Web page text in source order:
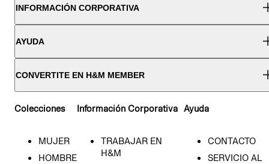
INFORMACIÓN CORPORATIVA
AYUDA
CONVERTITE EN H&M MEMBER
Colecciones
MUJER
HOMBRE
Información Corporativa
TRABAJAR EN
H&M
Ayuda
CONTACTO
SERVICIO AL